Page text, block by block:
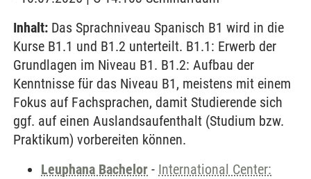
Inhalt: Das Sprachniveau Spanisch B1 wird in die
Kurse B1.1 und B1.2 unterteilt. B1.1: Erwerb der
Grundlagen im Niveau B1. B1.2: Aufbau der
Kenntnisse für das Niveau B1, meistens mit einem
Fokus auf Fachsprachen, damit Studierende sich
ggf. auf einen Auslandsaufenthalt (Studium bzw.
Praktikum) vorbereiten können.
Leuphana Bachelor - International Center: